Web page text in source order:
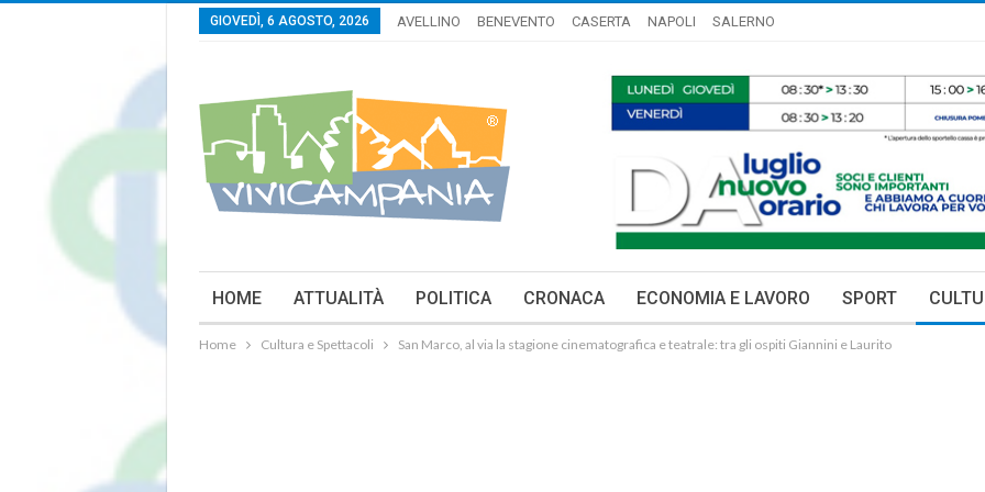
GIOVEDÌ, 6 AGOSTO, 2026 AVELLINO BENEVENTO CASERTA NAPOLI SALERNO
HOME ATTUALITÀ POLITICA CRONACA ECONOMIA E LAVORO SPORT
Home Cultura e Spettacoli San Marco, al via la stagione cinematografica e teatrale: tra gli ospiti Giannini e Laurito